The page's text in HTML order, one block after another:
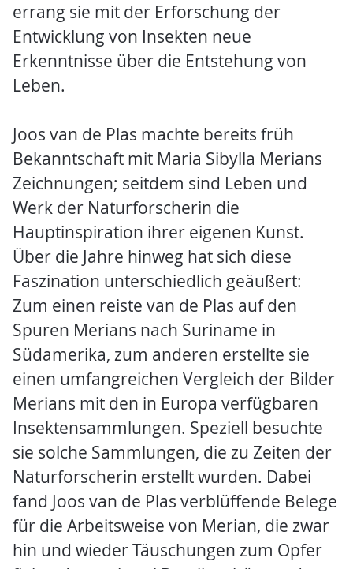
errang sie mit der Erforschung der
Entwicklung von Insekten neue
Erkenntnisse über die Entstehung von
Leben.
Joos van de Plas machte bereits früh
Bekanntschaft mit Maria Sibylla Merians
Zeichnungen; seitdem sind Leben und
Werk der Naturforscherin die
Hauptinspiration ihrer eigenen Kunst.
Über die Jahre hinweg hat sich diese
Faszination unterschiedlich geäußert:
Zum einen reiste van de Plas auf den
Spuren Merians nach Suriname in
Südamerika, zum anderen erstellte sie
einen umfangreichen Vergleich der Bilder
Merians mit den in Europa verfügbaren
Insektensammlungen. Speziell besuchte
sie solche Sammlungen, die zu Zeiten der
Naturforscherin erstellt wurden. Dabei
fand Joos van de Plas verblüffende Belege
für die Arbeitsweise von Merian, die zwar
hin und wieder Täuschungen zum Opfer